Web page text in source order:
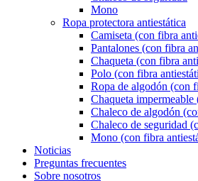
Mono
Ropa protectora antiestática
Camiseta (con fibra
Pantalones (con fibra
Chaqueta (con fibra
Polo (con fibra
Ropa de algodón (con
Chaqueta
Chaleco de algodón
Chaleco de seguridad
Mono (con fibra
Noticias
Preguntas frecuentes
Sobre nosotros